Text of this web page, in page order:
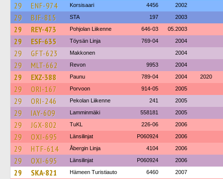
29 ENF-974 Korsisaari 4456 2002
29 BJF-815 STA 197 2003
29 REY-473 Pohjolan Liikenne 646-03 05.2003
29 ESF-635 Töysän Linja 769-04 2004
29 GFT-623 Makkonen 2004
29 MLT-662 Revon 9953 2004
29 EXZ-388 Paunu 789-04 2004 2020
29 ORI-167 Porvoon 914-05 2005
29 ORI-246 Pekolan Liikenne 241 2005
29 IAY-609 Lamminmäki 558181 2005
29 JGX-802 TuKL 226-06 2006
29 OXI-695 Länsilinjat P060924 2006
29 HTF-614 Åbergin Linja 4104 2006
29 OXI-695 Länsilinjat P060924 2006
29 SKA-821 Hämeen Turistiauto 6460 2007